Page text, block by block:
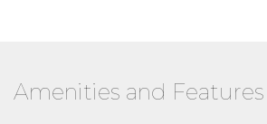
Amenities and Features